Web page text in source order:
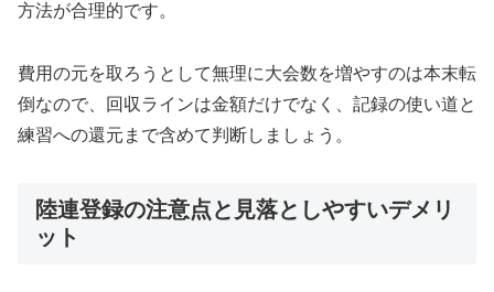
方法が合理的です。
費用の元を取ろうとして無理に大会数を増やすのは本末転
倒なので、回収ラインは金額だけでなく、記録の使い道と
練習への還元まで含めて判断しましょう。
陸連登録の注意点と見落としやすいデメリ
ット